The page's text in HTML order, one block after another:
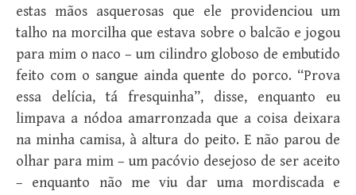
estas mãos asquerosas que ele providenciou um
talho na morcilha que estava sobre o balcão e jogou
para mim o naco – um cilindro globoso de embutido
feito com o sangue ainda quente do porco. “Prova
essa delícia, tá fresquinha”, disse, enquanto eu
limpava a nódoa amarronzada que a coisa deixara
na minha camisa, à altura do peito. E não parou de
olhar para mim – um pacóvio desejoso de ser aceito
– enquanto não me viu dar uma mordiscada e